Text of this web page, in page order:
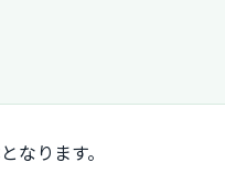
なります。